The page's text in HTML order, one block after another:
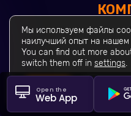
Наша
Мы используем файлы
наилучший опыт на
You can find out more
switch them off in settings.
Принять Настройки
Open the
Web App